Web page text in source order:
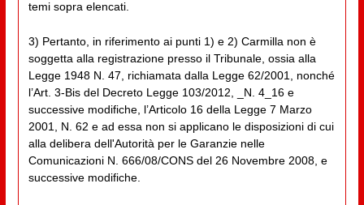
temi sopra elencati.
3) Pertanto, in riferimento ai punti 1) e 2) Carmilla non è
soggetta alla registrazione presso il Tribunale, ossia alla
Legge 1948 N. 47, richiamata dalla Legge 62/2001, nonché
l’Art. 3-Bis del Decreto Legge 103/2012, _N. 4_16 e
successive modifiche, l’Articolo 16 della Legge 7 Marzo
2001, N. 62 e ad essa non si applicano le disposizioni di cui
alla delibera dell'Autorità per le Garanzie nelle
Comunicazioni N. 666/08/CONS del 26 Novembre 2008, e
successive modifiche.